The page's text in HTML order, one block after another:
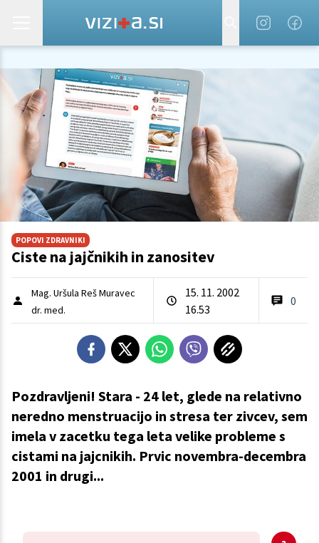
POPOVI ZDRAVNIKI
Ciste na jajčnikih in zanositev
Mag. Uršula Reš Muravec
dr. med.
15. 11. 2002
16.53
0
Pozdravljeni! Stara - 24 let, glede na relativno
neredno menstruacijo in stresa ter zivcev, sem
imela v zacetku tega leta velike probleme s
cistami na jajcnikih. Prvic novembra-decembra
2001 in drugi...